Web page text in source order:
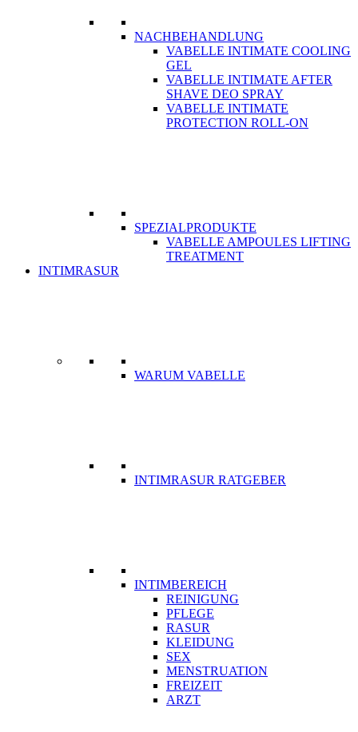
NACHBEHANDLUNG
VABELLE INTIMATE COOLING
GEL
VABELLE INTIMATE AFTER
SHAVE DEO SPRAY
VABELLE INTIMATE
PROTECTION ROLL-ON
SPEZIALPRODUKTE
VABELLE AMPOULES LIFTING
TREATMENT
INTIMRASUR
WARUM VABELLE
INTIMRASUR RATGEBER
INTIMBEREICH
REINIGUNG
PFLEGE
RASUR
KLEIDUNG
SEX
MENSTRUATION
FREIZEIT
ARZT